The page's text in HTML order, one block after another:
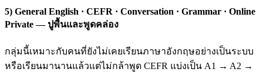
5) General English · CEFR · Conversation · Grammar · Online
Private — ปูพื้นและพูดคล่อง
กลุ่มนี้เหมาะกับคนที่ยังไม่เคยเรียนภาษาอังกฤษอย่างเป็นระบบ
หรือเรียนมานานแล้วแต่ไม่กล้าพูด CEFR แบ่งเป็น A1 → A2 →